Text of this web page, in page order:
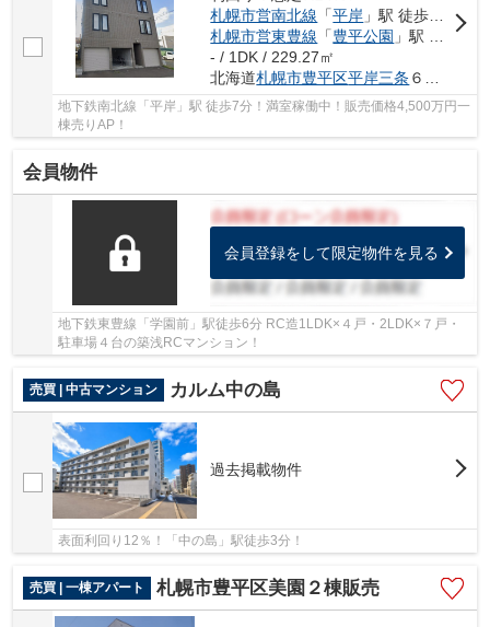
札幌市営南北線 「平岸 」駅 徒歩7分
札幌市営東豊線 「豊平公園 」駅 徒歩13分
- / 1DK / 229.27㎡
北海道札幌市豊平区平岸三条 ６丁目5-13
地下鉄南北線「平岸」駅 徒歩7分！満室稼働中！販売価格4,500万円一
棟売りAP！
会員物件
会員登録をして限定物件を見る
地下鉄東豊線「学園前」駅徒歩6分 RC造1LDK×４戸・2LDK×７戸・
駐車場４台の築浅RCマンション！
売買 | 中古マンション カルム中の島
過去掲載物件
表面利回り12％！「中の島」駅徒歩3分！
売買 | 一棟アパート 札幌市豊平区美園２棟販売